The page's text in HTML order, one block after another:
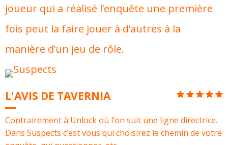
joueur qui a réalisé l’enquête une première
fois peut la faire jouer à d’autres à la
manière d’un jeu de rôle.
L'AVIS DE TAVERNIA
Contrairement à Unlock où l’on suit une ligne directrice.
Dans Suspects c’est vous qui choisirez le chemin de votre